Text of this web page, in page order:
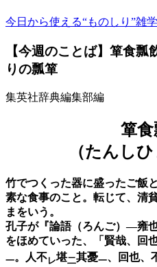
今日から使える“ものしり”雑学
【今週のことば】箪食
りの瓢箪
集英社辞典編集部編
箪食
（たんし
竹でつくった器に盛ったご飯
素な食事のこと。転じて、清
まをいう。
孔子が『論語（ろんご）―雍
をほめていった、「賢哉、回
一。人不レ堪二其憂一、回也、